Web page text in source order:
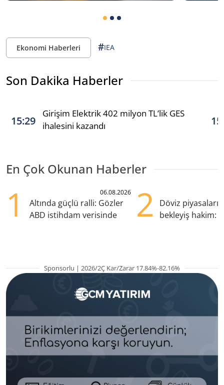
Ekonomi Haberleri #IEA
Son Dakika Haberler
15:29
Girişim Elektrik 402 milyon TL’lik GES
ihalesini kazandı
En Çok Okunan Haberler
1 06.08.2026
Altında güçlü ralli: Gözler
ABD istihdam verisinde
2
Döviz
bekleyiş hakim:
Sponsorlu | 2026/2Ç Kar/Zarar 17.84%-82.16%